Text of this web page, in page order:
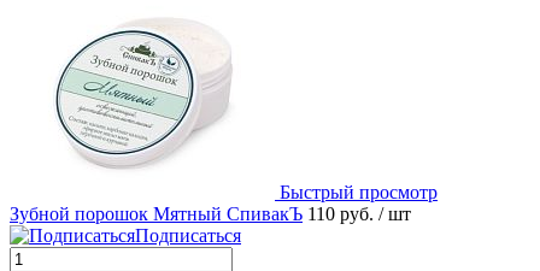
Быстрый просмотр
Зубной порошок Мятный СпивакЪ 110 руб. / шт
Подписаться